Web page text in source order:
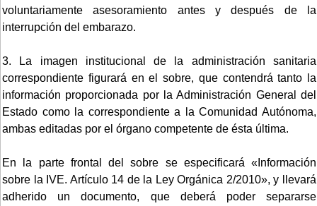
voluntariamente asesoramiento antes y después de la
interrupción del embarazo.
3. La imagen institucional de la administración sanitaria
correspondiente figurará en el sobre, que contendrá tanto la
información proporcionada por la Administración General del
Estado como la correspondiente a la Comunidad Autónoma,
ambas editadas por el órgano competente de ésta última.
En la parte frontal del sobre se especificará «Información
sobre la IVE. Artículo 14 de la Ley Orgánica 2/2010», y llevará
adherido un documento, que deberá poder separarse